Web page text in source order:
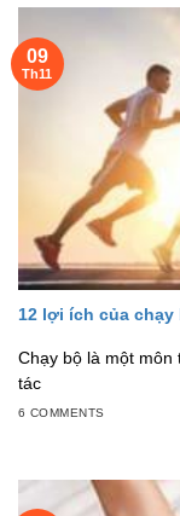
12 lợi ích của
Chạy bộ là một môn
tác
6 COMMENTS
09
Th11